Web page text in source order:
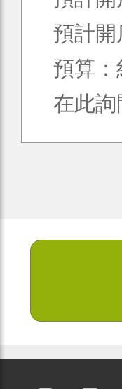
預計開
預算：
在此詢